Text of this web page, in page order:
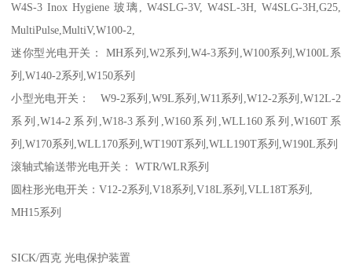
W4S-3 Inox Hygiene 玻璃, W4SLG-3V, W4SL-3H, W4SLG-3H,G25,
MultiPulse,MultiV,W100-2,
迷你型光电开关： MH系列,W2系列,W4-3系列,W100系列,W100L系
列,W140-2系列,W150系列
小型光电开关： W9-2系列,W9L系列,W11系列,W12-2系列,W12L-2
系列,W14-2系列,W18-3系列,W160系列,WLL160系列,W160T系
列,W170系列,WLL170系列,WT190T系列,WLL190T系列,W190L系列
滚轴式输送带光电开关： WTR/WLR系列
圆柱形光电开关：V12-2系列,V18系列,V18L系列,VLL18T系列,
MH15系列
SICK/西克 光电保护装置